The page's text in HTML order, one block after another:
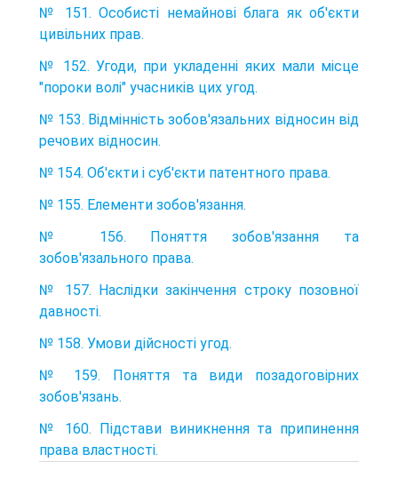
№ 151. Особисті немайнові блага як об'єкти
цивільних прав.
№ 152. Угоди, при укладенні яких мали місце
"пороки волі" учасників цих угод.
№ 153. Відмінність зобов'язальних відносин від
речових відносин.
№ 154. Об'єкти і суб'єкти патентного права.
№ 155. Елементи зобов'язання.
№ 156. Поняття зобов'язання та
зобов'язального права.
№ 157. Наслідки закінчення строку позовної
давності.
№ 158. Умови дійсності угод.
№ 159. Поняття та види позадоговірних
зобов'язань.
№ 160. Підстави виникнення та припинення
права властності.